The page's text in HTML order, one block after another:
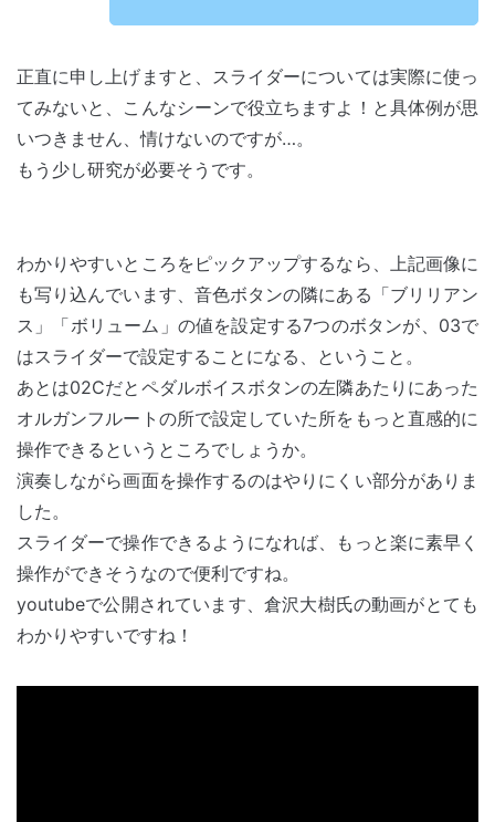
正直に申し上げますと、スライダーについては実際に使っ
てみないと、こんなシーンで役立ちますよ！と具体例が思
いつきません、情けないのですが…。
もう少し研究が必要そうです。
わかりやすいところをピックアップするなら、上記画像に
も写り込んでいます、音色ボタンの隣にある「ブリリアン
ス」「ボリューム」の値を設定する7つのボタンが、03で
はスライダーで設定することになる、ということ。
あとは02Cだとペダルボイスボタンの左隣あたりにあった
オルガンフルートの所で設定していた所をもっと直感的に
操作できるというところでしょうか。
演奏しながら画面を操作するのはやりにくい部分がありま
した。
スライダーで操作できるようになれば、もっと楽に素早く
操作ができそうなので便利ですね。
youtubeで公開されています、倉沢大樹氏の動画がとても
わかりやすいですね！